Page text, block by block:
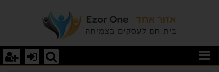
פרטי כרטיס העסק דאבל